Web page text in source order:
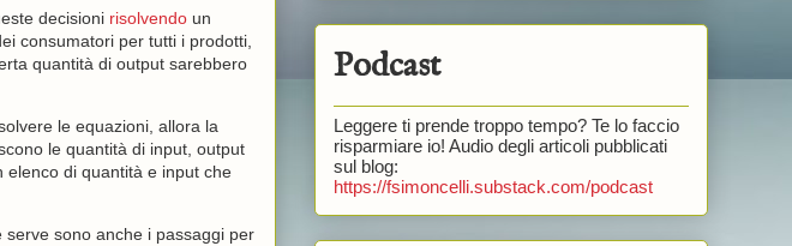
decisioni risolvendoun
consumatori per tutti i prodotti,
quantità di output sarebbero
le equazioni, allora la
le quantità di input, output
elenco di quantità e input che
sono anche i passaggi per
Podcast
Leggere ti prende troppo tempo? Te lo faccio
risparmiare io! Audio degli articoli pubblicati
sul blog:
https://fsimoncelli.substack.com/podcast